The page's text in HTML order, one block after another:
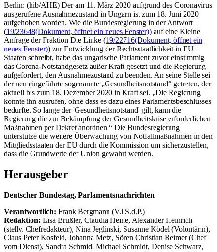
Berlin: (hib/AHE) Der am 11. März 2020 aufgrund des Coronavirus
ausgerufene Ausnahmezustand in Ungarn ist zum 18. Juni 2020
aufgehoben worden. Wie die Bundesregierung in der Antwort
(19/23648(Dokument, öffnet ein neues Fenster)) auf eine Kleine
Anfrage der Fraktion Die Linke (19/22716(Dokument, öffnet ein
neues Fenster)) zur Entwicklung der Rechtsstaatlichkeit in EU-
Staaten schreibt, habe das ungarische Parlament zuvor einstimmig
das Corona-Notstandgesetz außer Kraft gesetzt und die Regierung
aufgefordert, den Ausnahmezustand zu beenden. An seine Stelle sei
der neu eingeführte sogenannte „Gesundheitsnotstand“ getreten, der
aktuell bis zum 18. Dezember 2020 in Kraft sei. „Die Regierung
konnte ihn ausrufen, ohne dass es dazu eines Parlamentsbeschlusses
bedurfte. So lange der 'Gesundheitsnotstand' gilt, kann die
Regierung die zur Bekämpfung der Gesundheitskrise erforderlichen
Maßnahmen per Dekret anordnen.“ Die Bundesregierung
unterstütze die weitere Überwachung von Notfallmaßnahmen in den
Mitgliedsstaaten der EU durch die Kommission um sicherzustellen,
dass die Grundwerte der Union gewahrt werden.
Herausgeber
Deutscher Bundestag, Parlamentsnachrichten
Verantwortlich: Frank Bergmann (V.i.S.d.P.)
Redaktion: Lisa Brüßler, Claudia Heine, Alexander Heinrich
(stellv. Chefredakteur), Nina Jeglinski, Susanne Ködel (Volontärin),
Claus Peter Kosfeld, Johanna Metz, Sören Christian Reimer (Chef
vom Dienst), Sandra Schmid, Michael Schmidt, Denise Schwarz,